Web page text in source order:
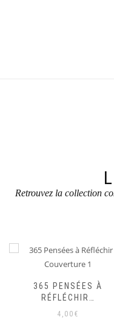
Retrouvez la collection
365 PENSÉES À
RÉFLÉCHIR…
4,00 €